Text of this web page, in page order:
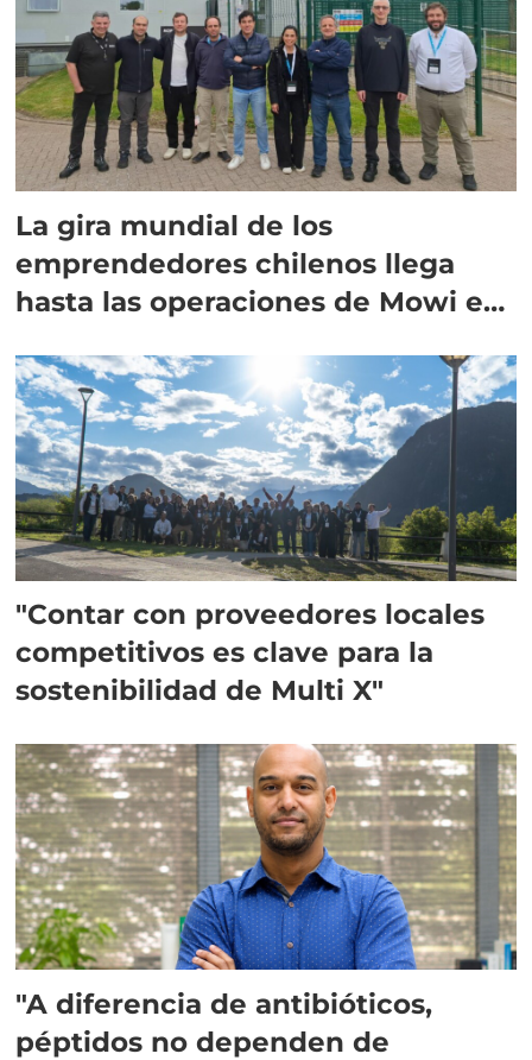
La gira mundial de los
emprendedores chilenos llega
hasta las operaciones de Mowi en
"Contar con proveedores locales
competitivos es clave para la
sostenibilidad de Multi X"
"A diferencia de antibióticos,
péptidos no dependen de